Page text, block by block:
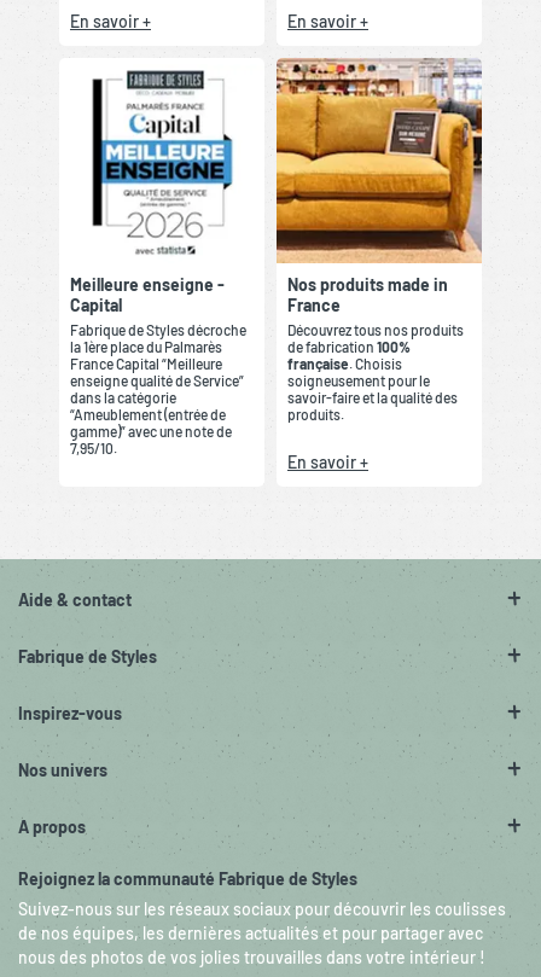
En savoir + En savoir +
Meilleure enseigne -
Capital
Fabrique de Styles décroche
la 1ère place du Palmarès
France Capital “Meilleure
enseigne qualité de Service”
dans la catégorie
“Ameublement (entrée de
gamme)” avec une note de
7,95/10.
Nos produits made in
France
Découvrez tous nos produits
de fabrication 100%
française . Choisis
soigneusement pour le
savoir-faire et la qualité des
produits.
En savoir +
Aide & contact
Fabrique de Styles
Inspirez-vous
Nos univers
A propos
Rejoignez la communauté Fabrique de Styles
Suivez-nous sur les réseaux sociaux pour découvrir les coulisses
de nos équipes, les dernières actualités et pour partager avec
nous des photos de vos jolies trouvailles dans votre intérieur !